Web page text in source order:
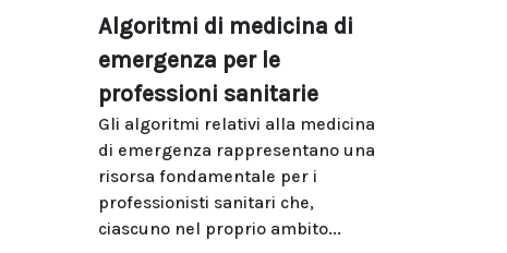
Algoritmi di medicina di
emergenza per le
professioni sanitarie
Gli algoritmi relativi alla medicina
di emergenza rappresentano una
risorsa fondamentale per i
professionisti sanitari che,
ciascuno nel proprio ambito...